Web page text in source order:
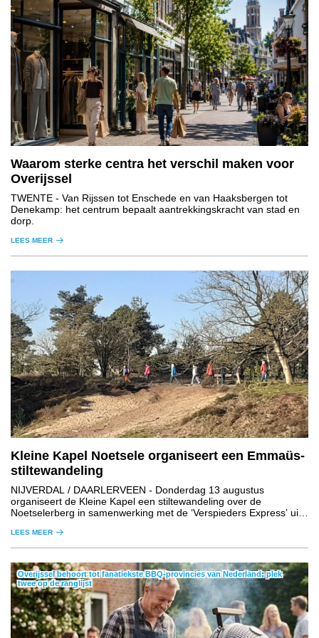
Waarom sterke centra het verschil maken voor
Overijssel
TWENTE - Van Rijssen tot Enschede en van Haaksbergen tot
Denekamp: het centrum bepaalt aantrekkingskracht van stad en
dorp.
LEES MEER
Kleine Kapel Noetsele organiseert een Emmaüs-
stiltewandeling
NIJVERDAL / DAARLERVEEN - Donderdag 13 augustus
organiseert de Kleine Kapel een stiltewandeling over de
Noetselerberg in samenwerking met de ‘Verspieders Express’ uit
LEES MEER
Overijssel behoort tot fanatiekste BBQ-provincies van Nederland: plek
twee op de ranglijst